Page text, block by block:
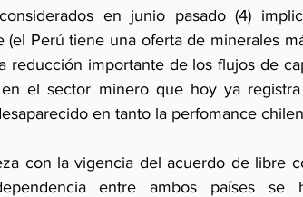
en junio pasado (4)
Perú tiene una oferta de minerales
reducción importante de los flujos de
el sector minero que hoy ya
en tanto la perfomance
con la vigencia del acuerdo de libre
entre ambos países se